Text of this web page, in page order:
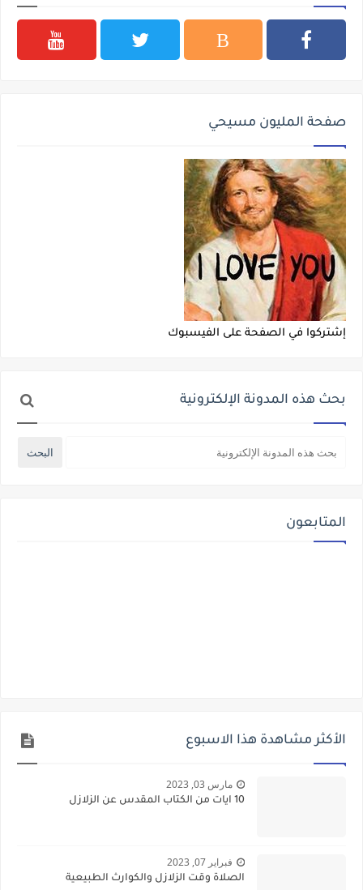
صفحة المليون مسيحي
إشتركوا في الصفحة على الفيسبوك
بحث هذه المدونة الإلكترونية
المتابعون
الأكثر مشاهدة هذا الاسبوع
مارس 03, 2023
10 ايات من الكتاب المقدس عن الزلازل
فبراير 07, 2023
الصلاة وقت الزلازل والكوارث الطبيعية